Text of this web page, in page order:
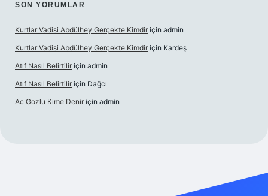
SON YORUMLAR
Kurtlar Vadisi Abdülhey Gerçekte Kimdir için admin
Kurtlar Vadisi Abdülhey Gerçekte Kimdir için Kardeş
Atıf Nasıl Belirtilir için admin
Atıf Nasıl Belirtilir için Dağcı
Ac Gozlu Kime Denir için admin